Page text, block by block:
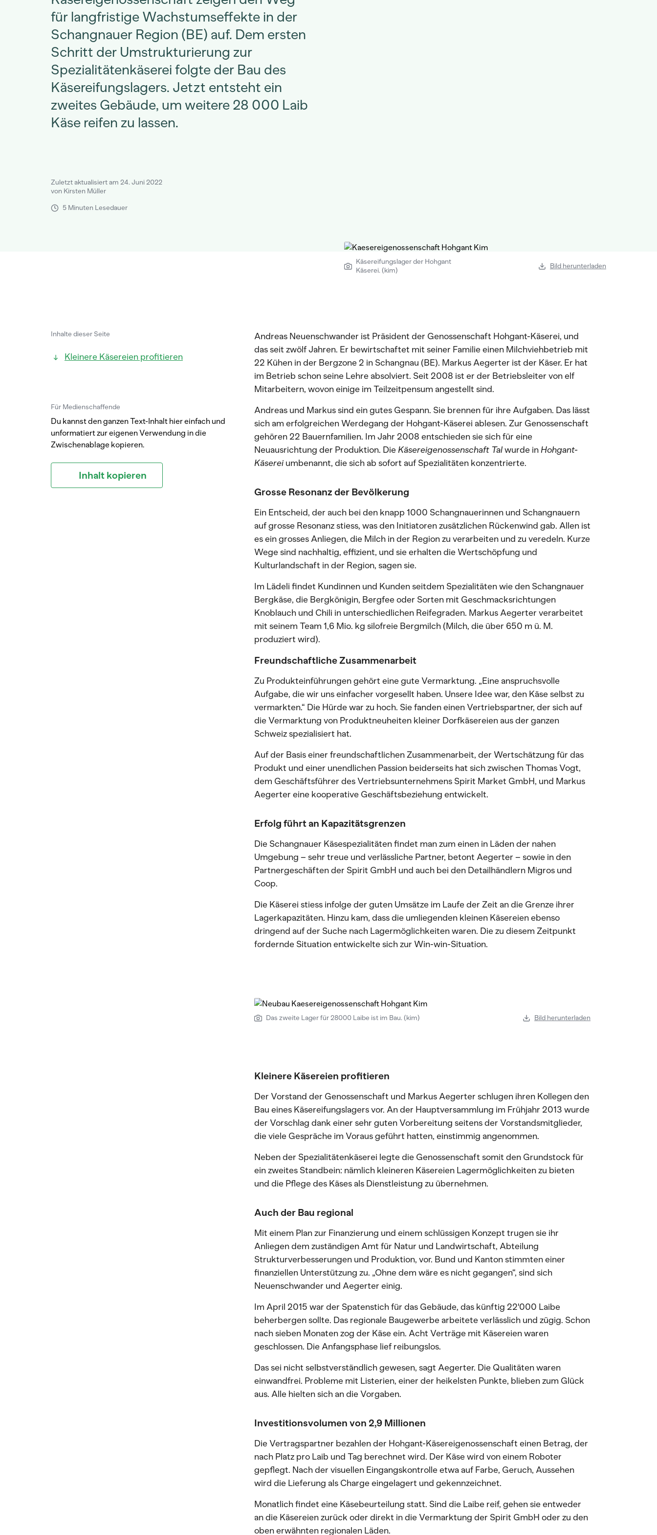
für langfristige Wachstumseffekte in der
Schangnauer Region (BE) auf. Dem ersten
Schritt der Umstrukturierung zur
Spezialitätenkäserei folgte der Bau des
Käsereifungslagers. Jetzt entsteht ein
zweites Gebäude, um weitere 28 000 Laib
Käse reifen zu lassen.
Zuletzt aktualisiert am 24. Juni 2022
von Kirsten Müller
5 Minuten Lesedauer
Käsereifungslager der Hohgant
Käserei. (kim)
Bild herunterladen
Inhalte dieser Seite
Kleinere Käsereien profitieren
Für Medienschaffende
Du kannst den ganzen Text-Inhalt hier einfach und
unformatiert zur eigenen Verwendung in die
Zwischenablage kopieren.
Inhalt kopieren
Andreas Neuenschwander ist Präsident der Genossenschaft Hohgant-Käserei, und
das seit zwölf Jahren. Er bewirtschaftet mit seiner Familie einen Milchviehbetrieb mit
22 Kühen in der Bergzone 2 in Schangnau (BE). Markus Aegerter ist der Käser. Er hat
im Betrieb schon seine Lehre absolviert. Seit 2008 ist er der Betriebsleiter von elf
Mitarbeitern, wovon einige im Teilzeitpensum angestellt sind.
Andreas und Markus sind ein gutes Gespann. Sie brennen für ihre Aufgaben. Das lässt
sich am erfolgreichen Werdegang der Hohgant-Käserei ablesen. Zur Genossenschaft
gehören 22 Bauernfamilien. Im Jahr 2008 entschieden sie sich für eine
Neuausrichtung der Produktion. Die Käsereigenossenschaft Talwurde inHohgant-
Käserei umbenannt, die sich ab sofort auf Spezialitäten konzentrierte.
Grosse Resonanz der Bevölkerung
Ein Entscheid, der auch bei den knapp 1000 Schangnauerinnen und Schangnauern
auf grosse Resonanz stiess, was den Initiatoren zusätzlichen Rückenwind gab. Allen ist
es ein grosses Anliegen, die Milch in der Region zu verarbeiten und zu veredeln. Kurze
Wege sind nachhaltig, effizient, und sie erhalten die Wertschöpfung und
Kulturlandschaft in der Region, sagen sie.
Im Lädeli findet Kundinnen und Kunden seitdem Spezialitäten wie den Schangnauer
Bergkäse, die Bergkönigin, Bergfee oder Sorten mit Geschmacksrichtungen
Knoblauch und Chili in unterschiedlichen Reifegraden. Markus Aegerter verarbeitet
mit seinem Team 1,6 Mio. kg silofreie Bergmilch (Milch, die über 650 m ü. M.
produziert wird).
Freundschaftliche Zusammenarbeit
Zu Produkteinführungen gehört eine gute Vermarktung. „Eine anspruchsvolle
Aufgabe, die wir uns einfacher vorgesellt haben. Unsere Idee war, den Käse selbst zu
vermarkten.“ Die Hürde war zu hoch. Sie fanden einen Vertriebspartner, der sich auf
die Vermarktung von Produktneuheiten kleiner Dorfkäsereien aus der ganzen
Schweiz spezialisiert hat.
Auf der Basis einer freundschaftlichen Zusammenarbeit, der Wertschätzung für das
Produkt und einer unendlichen Passion beiderseits hat sich zwischen Thomas Vogt,
dem Geschäftsführer des Vertriebsunternehmens Spirit Market GmbH, und Markus
Aegerter eine kooperative Geschäftsbeziehung entwickelt.
Erfolg führt an Kapazitätsgrenzen
Die Schangnauer Käsespezialitäten findet man zum einen in Läden der nahen
Umgebung – sehr treue und verlässliche Partner, betont Aegerter – sowie in den
Partnergeschäften der Spirit GmbH und auch bei den Detailhändlern Migros und
Coop.
Die Käserei stiess infolge der guten Umsätze im Laufe der Zeit an die Grenze ihrer
Lagerkapazitäten. Hinzu kam, dass die umliegenden kleinen Käsereien ebenso
dringend auf der Suche nach Lagermöglichkeiten waren. Die zu diesem Zeitpunkt
fordernde Situation entwickelte sich zur Win-win-Situation.
Das zweite Lager für 28000 Laibe ist im Bau. (kim) Bild herunterladen
Kleinere Käsereien profitieren
Der Vorstand der Genossenschaft und Markus Aegerter schlugen ihren Kollegen den
Bau eines Käsereifungslagers vor. An der Hauptversammlung im Frühjahr 2013 wurde
der Vorschlag dank einer sehr guten Vorbereitung seitens der Vorstandsmitglieder,
die viele Gespräche im Voraus geführt hatten, einstimmig angenommen.
Neben der Spezialitätenkäserei legte die Genossenschaft somit den Grundstock für
ein zweites Standbein: nämlich kleineren Käsereien Lagermöglichkeiten zu bieten
und die Pflege des Käses als Dienstleistung zu übernehmen.
Auch der Bau regional
Mit einem Plan zur Finanzierung und einem schlüssigen Konzept trugen sie ihr
Anliegen dem zuständigen Amt für Natur und Landwirtschaft, Abteilung
Strukturverbesserungen und Produktion, vor. Bund und Kanton stimmten einer
finanziellen Unterstützung zu. „Ohne dem wäre es nicht gegangen“, sind sich
Neuenschwander und Aegerter einig.
Im April 2015 war der Spatenstich für das Gebäude, das künftig 22'000 Laibe
beherbergen sollte. Das regionale Baugewerbe arbeitete verlässlich und zügig. Schon
nach sieben Monaten zog der Käse ein. Acht Verträge mit Käsereien waren
geschlossen. Die Anfangsphase lief reibungslos.
Das sei nicht selbstverständlich gewesen, sagt Aegerter. Die Qualitäten waren
einwandfrei. Probleme mit Listerien, einer der heikelsten Punkte, blieben zum Glück
aus. Alle hielten sich an die Vorgaben.
Investitionsvolumen von 2,9 Millionen
Die Vertragspartner bezahlen der Hohgant-Käsereigenossenschaft einen Betrag, der
nach Platz pro Laib und Tag berechnet wird. Der Käse wird von einem Roboter
gepflegt. Nach der visuellen Eingangskontrolle etwa auf Farbe, Geruch, Aussehen
wird die Lieferung als Charge eingelagert und gekennzeichnet.
Monatlich findet eine Käsebeurteilung statt. Sind die Laibe reif, gehen sie entweder
an die Käsereien zurück oder direkt in die Vermarktung der Spirit GmbH oder zu den
oben erwähnten regionalen Läden.